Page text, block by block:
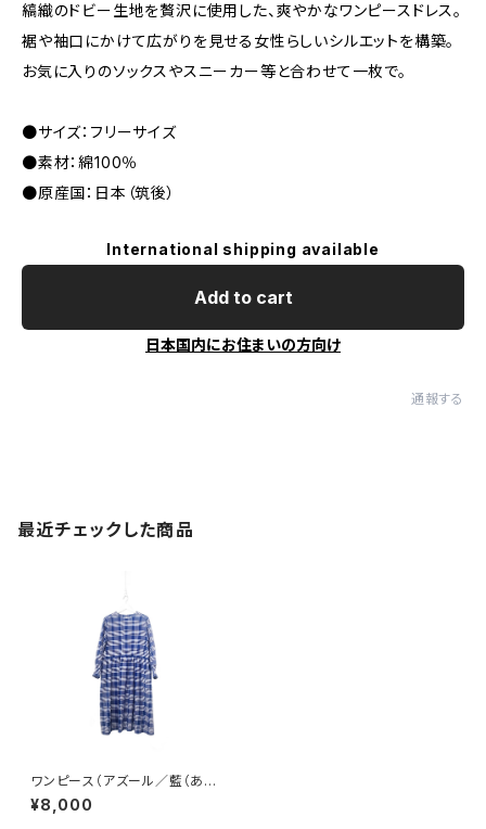
縞織のドビー生地を贅沢に使用した、爽やかなワンピースドレス。
裾や袖口にかけて広がりを見せる女性らしいシルエットを構築。
お気に入りのソックスやスニーカー等と合わせて一枚で。
●サイズ：フリーサイズ
●素材：綿100％
●原産国：日本（筑後）
International shipping available
Add to cart
日本国内にお住まいの方向け
通報する
最近チェックした商品
ワンピース（アズール／藍（あ
お）の記憶）
¥8,000